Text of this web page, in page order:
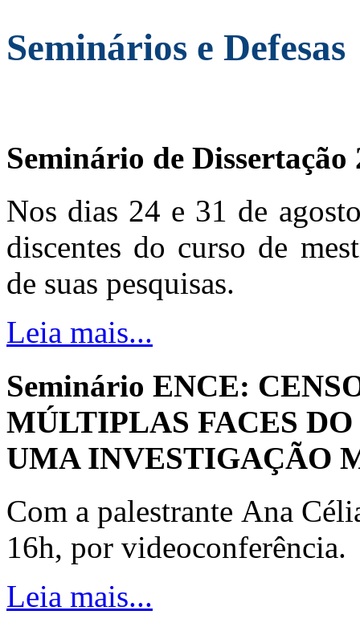
Seminários e Defesas
Seminário de Dissertação
Nos dias 24 e 31 de
discentes do curso de
de suas pesquisas.
Leia mais...
Seminário ENCE:
MÚLTIPLAS FACES
UMA INVESTIGAÇÃO
Com a palestrante Ana
16h, por videoconferência.
Leia mais...